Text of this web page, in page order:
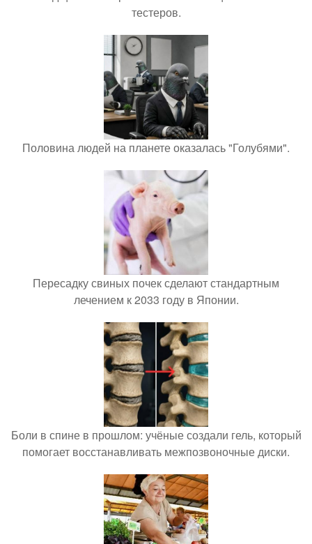
тестеров.
Половина людей на планете оказалась "Голубями".
Пересадку свиных почек сделают стандартным
лечением к 2033 году в Японии.
Боли в спине в прошлом: учёные создали гель, который
помогает восстанавливать межпозвоночные диски.